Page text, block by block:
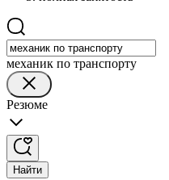
механик по транспорту
Резюме
Найти